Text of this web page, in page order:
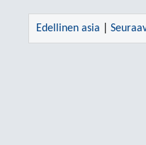
Edellinen asia